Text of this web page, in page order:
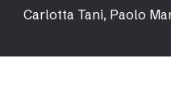
Carlotta Tani, Paolo